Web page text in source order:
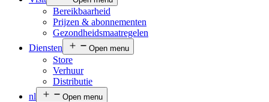
Bereikbaarheid
Prijzen & abonnementen
Gezondheidsmaatregelen
Diensten
Open menu
Store
Verhuur
Distributie
nl
Open menu